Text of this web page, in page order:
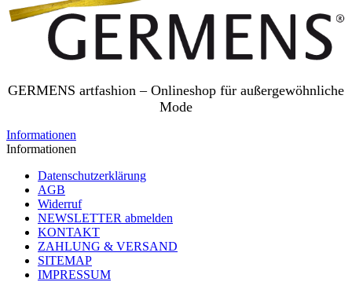
GERMENS artfashion – Onlineshop für außergewöhnliche
Mode
Informationen
Informationen
Datenschutzerklärung
AGB
Widerruf
NEWSLETTER abmelden
KONTAKT
ZAHLUNG & VERSAND
SITEMAP
IMPRESSUM